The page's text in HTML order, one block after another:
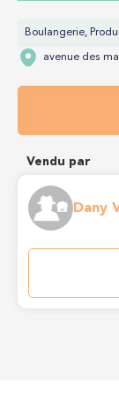
Boulangerie,
avenue des
Vendu par
Dany